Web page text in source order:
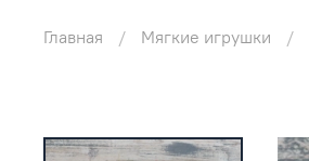
Главная Мягкие игрушки